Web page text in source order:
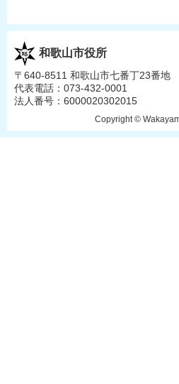
和歌山市役所
〒640-8511 和歌山市七番丁23番地
代表電話：073-432-0001
法人番号：6000020302015
Copyright ©